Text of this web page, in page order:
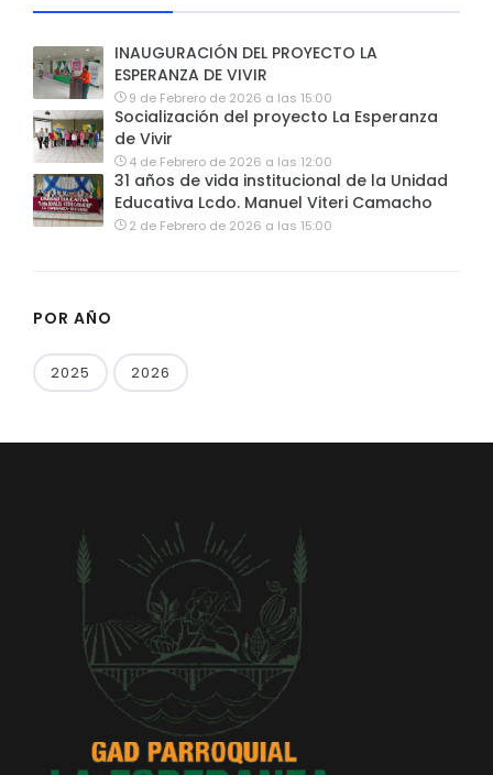
INAUGURACIÓN DEL PROYECTO LA
ESPERANZA DE VIVIR
9 de Febrero de 2026 a las 15:00
Socialización del proyecto La Esperanza
de Vivir
4 de Febrero de 2026 a las 12:00
31 años de vida institucional de la Unidad
Educativa Lcdo. Manuel Viteri Camacho
2 de Febrero de 2026 a las 15:00
POR AÑO
2025 2026